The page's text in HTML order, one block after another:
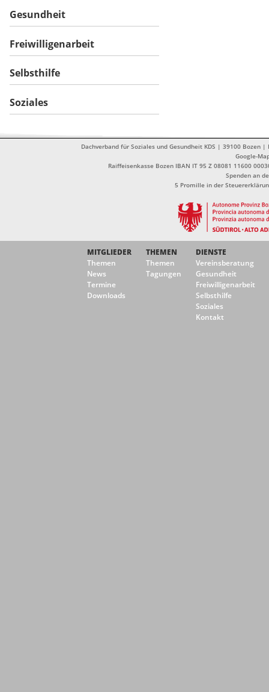
Gesundheit
Freiwilligenarbeit
Selbsthilfe
Soziales
Dachverband für Soziales und Gesundheit KDS | 39100
Google-
Raiffeisenkasse Bozen IBAN IT 95 Z 08081 11600
Spenden an
5 Promille in der
MITGLIEDER
Themen
News
Termine
Downloads
THEMEN
Themen
Tagungen
DIENSTE
Vereinsberatung
Gesundheit
Freiwilligenarbeit
Selbsthilfe
Soziales
Kontakt